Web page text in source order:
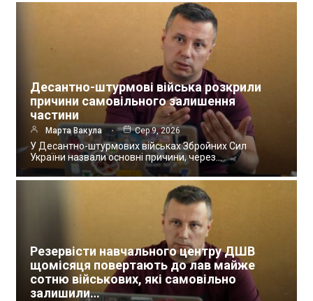
Десантно-штурмові війська розкрили
причини самовільного залишення
частини
Марта Вакула Сер 9, 2026
У Десантно-штурмових військах Збройних Сил
України назвали основні причини, через…
Резервісти навчального центру ДШВ
щомісяця повертають до лав майже
сотню військових, які самовільно
залишили…